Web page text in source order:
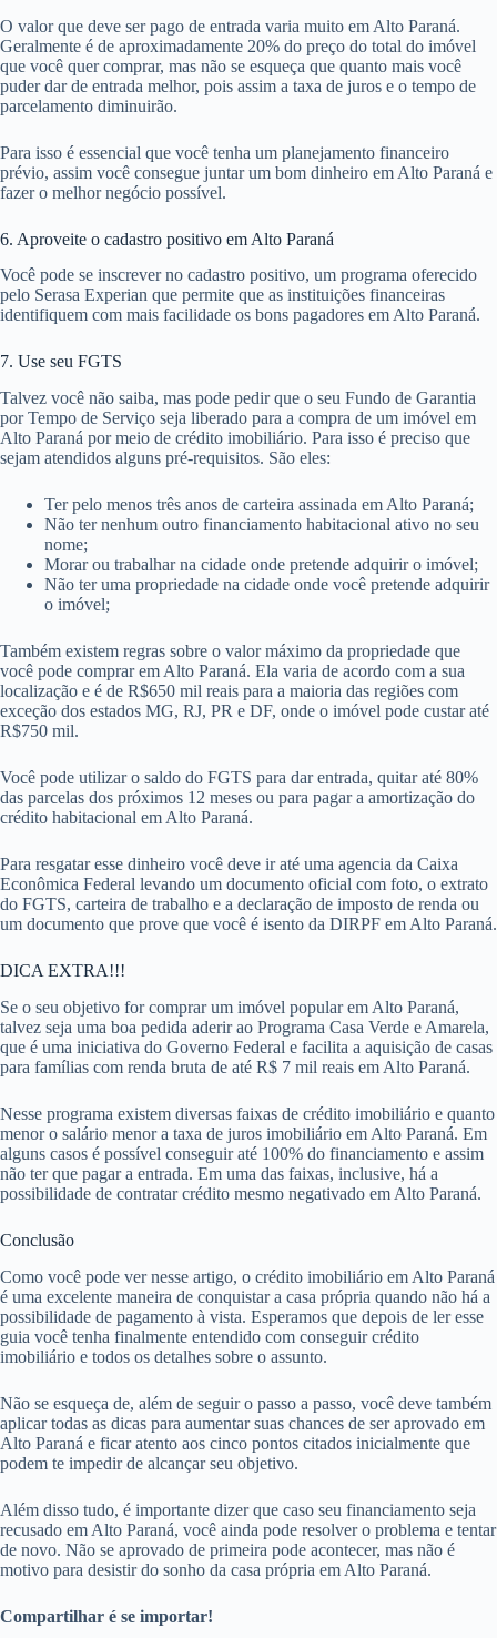
O valor que deve ser pago de entrada varia muito em Alto Paraná.
Geralmente é de aproximadamente 20% do preço do total do imóvel
que você quer comprar, mas não se esqueça que quanto mais você
puder dar de entrada melhor, pois assim a taxa de juros e o tempo de
parcelamento diminuirão.
Para isso é essencial que você tenha um planejamento financeiro
prévio, assim você consegue juntar um bom dinheiro em Alto Paraná e
fazer o melhor negócio possível.
6. Aproveite o cadastro positivo em Alto Paraná
Você pode se inscrever no cadastro positivo, um programa oferecido
pelo Serasa Experian que permite que as instituições financeiras
identifiquem com mais facilidade os bons pagadores em Alto Paraná.
7. Use seu FGTS
Talvez você não saiba, mas pode pedir que o seu Fundo de Garantia
por Tempo de Serviço seja liberado para a compra de um imóvel em
Alto Paraná por meio de crédito imobiliário. Para isso é preciso que
sejam atendidos alguns pré-requisitos. São eles:
Ter pelo menos três anos de carteira assinada em Alto Paraná;
Não ter nenhum outro financiamento habitacional ativo no seu
nome;
Morar ou trabalhar na cidade onde pretende adquirir o imóvel;
Não ter uma propriedade na cidade onde você pretende adquirir
o imóvel;
Também existem regras sobre o valor máximo da propriedade que
você pode comprar em Alto Paraná. Ela varia de acordo com a sua
localização e é de R$650 mil reais para a maioria das regiões com
exceção dos estados MG, RJ, PR e DF, onde o imóvel pode custar até
R$750 mil.
Você pode utilizar o saldo do FGTS para dar entrada, quitar até 80%
das parcelas dos próximos 12 meses ou para pagar a amortização do
crédito habitacional em Alto Paraná.
Para resgatar esse dinheiro você deve ir até uma agencia da Caixa
Econômica Federal levando um documento oficial com foto, o extrato
do FGTS, carteira de trabalho e a declaração de imposto de renda ou
um documento que prove que você é isento da DIRPF em Alto Paraná.
DICA EXTRA!!!
Se o seu objetivo for comprar um imóvel popular em Alto Paraná,
talvez seja uma boa pedida aderir ao Programa Casa Verde e Amarela,
que é uma iniciativa do Governo Federal e facilita a aquisição de casas
para famílias com renda bruta de até R$ 7 mil reais em Alto Paraná.
Nesse programa existem diversas faixas de crédito imobiliário e quanto
menor o salário menor a taxa de juros imobiliário em Alto Paraná. Em
alguns casos é possível conseguir até 100% do financiamento e assim
não ter que pagar a entrada. Em uma das faixas, inclusive, há a
possibilidade de contratar crédito mesmo negativado em Alto Paraná.
Conclusão
Como você pode ver nesse artigo, o crédito imobiliário em Alto Paraná
é uma excelente maneira de conquistar a casa própria quando não há a
possibilidade de pagamento à vista. Esperamos que depois de ler esse
guia você tenha finalmente entendido com conseguir crédito
imobiliário e todos os detalhes sobre o assunto.
Não se esqueça de, além de seguir o passo a passo, você deve também
aplicar todas as dicas para aumentar suas chances de ser aprovado em
Alto Paraná e ficar atento aos cinco pontos citados inicialmente que
podem te impedir de alcançar seu objetivo.
Além disso tudo, é importante dizer que caso seu financiamento seja
recusado em Alto Paraná, você ainda pode resolver o problema e tentar
de novo. Não se aprovado de primeira pode acontecer, mas não é
motivo para desistir do sonho da casa própria em Alto Paraná.
Compartilhar é se importar!